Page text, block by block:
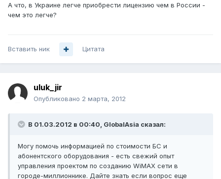
А что, в Украине легче приобрести лицензию чем в России -
чем это легче?
Вставить ник Цитата
uluk_jir
Опубликовано 2 марта, 2012
В 01.03.2012 в 00:40, GlobalAsia сказал:
Могу помочь информацией по стоимости БС и
абонентского оборудования - есть свежий опыт
управления проектом по созданию WiMAX сети в
городе-миллионнике. Дайте знать если вопрос еще